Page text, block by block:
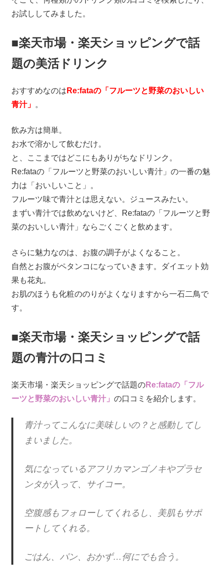
お試ししてみました。
■楽天市場・楽天ショッピングで話
題の美活ドリンク
おすすめなのは Re:fataの「フルーツと野菜のおいしい
青汁」 。
飲み方は簡単。
お水で溶かして飲むだけ。
と、ここまではどこにもありがちなドリンク。
Re:fataの「フルーツと野菜のおいしい青汁」の一番の魅
力は「おいしいこと」。
フルーツ味で青汁とは思えない。ジュースみたい。
まずい青汁では飲めないけど、Re:fataの「フルーツと野
菜のおいしい青汁」ならごくごくと飲めます。
さらに魅力なのは、お腹の調子がよくなること。
自然とお腹がペタンコになっていきます。ダイエット効
果も花丸。
お肌のほうも化粧ののりがよくなりますから一石二鳥で
す。
■楽天市場・楽天ショッピングで話
題の青汁の口コミ
楽天市場・楽天ショッピングで話題のRe:fataの「フル
ーツと野菜のおいしい青汁」 の口コミを紹介します。
青汁ってこんなに美味しいの？と感動してし
まいました。
気になっているアフリカマンゴノキやプラセ
ンタが入って、サイコー。
空腹感もフォローしてくれるし、美肌もサポ
ートしてくれる。
ごはん、パン、おかず…何にでも合う。